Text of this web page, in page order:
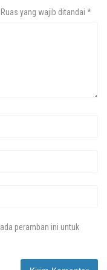
Ruas yang wajib ditandai *
peramban ini untuk